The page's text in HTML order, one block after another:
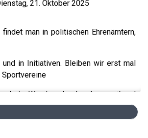
21. Oktober 2025
man in politischen Ehrenämtern,
und in Initiativen. Bleiben wir erst mal
Sportvereine
kein Wunder, der Landessportbund
als 2300